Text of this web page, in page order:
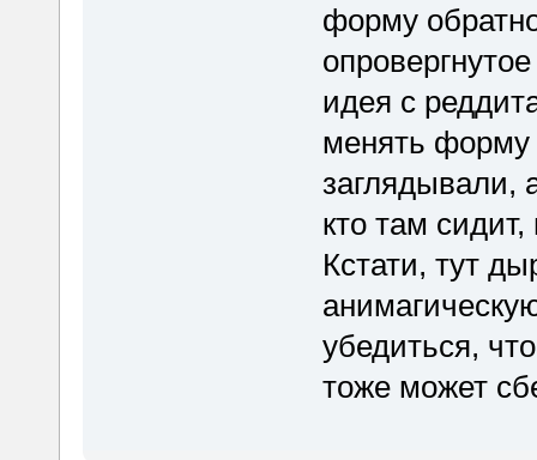
форму
идея с
менять форму
заглядывали,
кто там
Кстати, тут
убедиться,
тоже может